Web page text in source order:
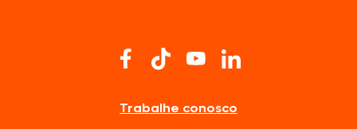
Trabalhe conosco